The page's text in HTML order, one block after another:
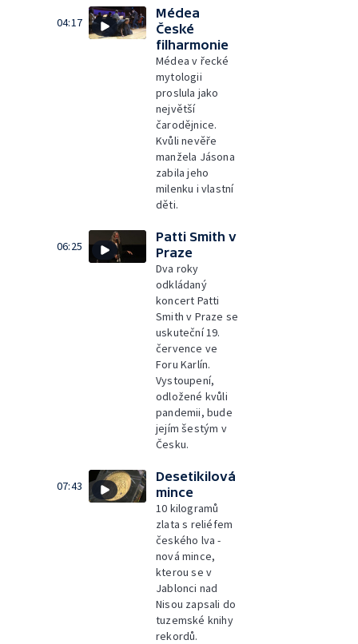
04:17
Médea
České
filharmonie
Médea v řecké
mytologii
proslula jako
největší
čarodějnice.
Kvůli nevěře
manžela Jásona
zabila jeho
milenku i vlastní
děti.
06:25
Patti Smith v
Praze
Dva roky
odkládaný
koncert Patti
Smith v Praze se
uskuteční 19.
července ve
Foru Karlín.
Vystoupení,
odložené kvůli
pandemii, bude
jejím šestým v
Česku.
07:43
Desetikilová
mince
10 kilogramů
zlata s reliéfem
českého lva -
nová mince,
kterou se v
Jablonci nad
Nisou zapsali do
tuzemské knihy
rekordů.